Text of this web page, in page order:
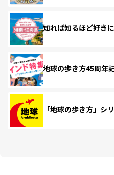
知れば知るほど好き
地球の歩き方45周年
「地球の歩き方」シ